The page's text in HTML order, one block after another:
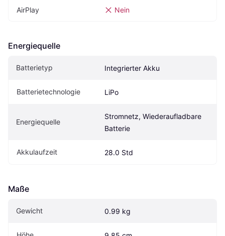
AirPlay Nein
Energiequelle
Batterietyp Integrierter Akku
Batterietechnologie LiPo
Energiequelle
Stromnetz, Wiederaufladbare
Batterie
Akkulaufzeit 28.0 Std
Maße
Gewicht 0.99 kg